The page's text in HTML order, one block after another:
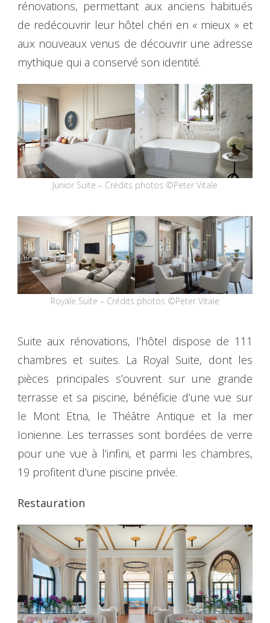
rénovations, permettant aux anciens habitués
de redécouvrir leur hôtel chéri en « mieux » et
aux nouveaux venus de découvrir une adresse
mythique qui a conservé son identité.
Junior Suite – Crédits photos ©Peter Vitale
Royale Suite – Crédits photos ©Peter Vitale
Suite aux rénovations, l’hôtel dispose de 111
chambres et suites. La Royal Suite, dont les
pièces principales s’ouvrent sur une grande
terrasse et sa piscine, bénéficie d’une vue sur
le Mont Etna, le Théâtre Antique et la mer
Ionienne. Les terrasses sont bordées de verre
pour une vue à l’infini, et parmi les chambres,
19 profitent d’une piscine privée.
Restauration